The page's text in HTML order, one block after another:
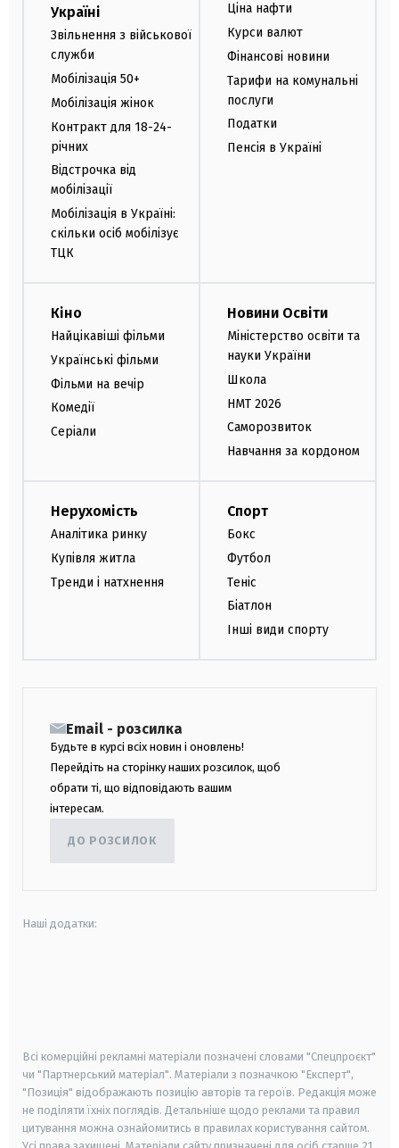
Україні
Звільнення з військової
служби
Мобілізація 50+
Мобілізація жінок
Контракт для 18-24-
річних
Відстрочка від
мобілізації
Мобілізація в Україні:
скільки осіб мобілізує
ТЦК
Ціна нафти
Курси валют
Фінансові новини
Тарифи на комунальні
послуги
Податки
Пенсія в Україні
Кіно
Найцікавіші фільми
Українські фільми
Фільми на вечір
Комедії
Серіали
Новини Освіти
Міністерство освіти та
науки України
Школа
НМТ 2026
Саморозвиток
Навчання за кордоном
Нерухомість
Аналітика ринку
Купівля житла
Тренди і натхнення
Спорт
Бокс
Футбол
Теніс
Біатлон
Інші види спорту
Email - розсилка
Будьте в курсі всіх новин і оновлень!
Перейдіть на сторінку наших розсилок, щоб
обрати ті, що відповідають вашим
інтересам.
ДО РОЗСИЛОК
Наші додатки:
Всі комерційні рекламні матеріали позначені словами "Спецпроєкт"
чи "Партнерський матеріал". Матеріали з позначкою "Експерт",
"Позиція" відображають позицію авторів та героїв. Редакція може
не поділяти їхніх поглядів. Детальніше щодо реклами та правил
цитування можна ознайомитись в правилах користування сайтом.